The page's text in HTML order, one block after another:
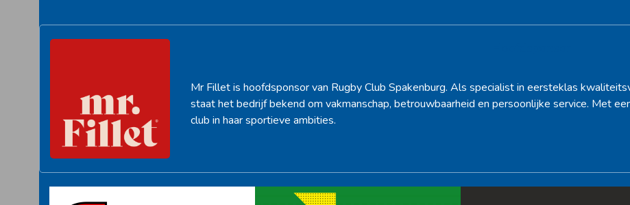
Mr Fillet is hoofdsponsor van Rugby Club Spakenburg. Als specialist in eersteklas
staat het bedrijf bekend om vakmanschap, betrouwbaarheid en persoonlijke service. Met
club in haar sportieve ambities.